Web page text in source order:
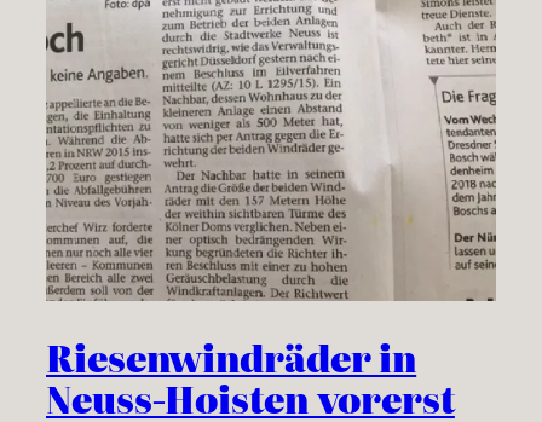
Riesenwindräder in
Neuss-Hoisten vorerst